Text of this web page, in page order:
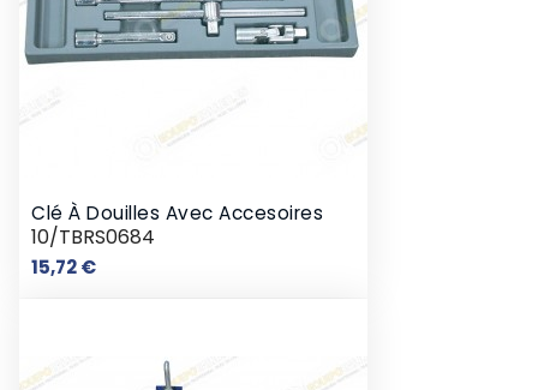
Clé À Douilles Avec Accesoires
10/TBRS0684
15,72 €Prix